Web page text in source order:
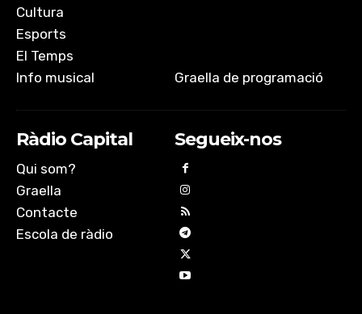
Cultura
Esports
El Temps
Info musical
Graella de programació
Ràdio Capital
Qui som?
Graella
Contacte
Escola de ràdio
Segueix-nos